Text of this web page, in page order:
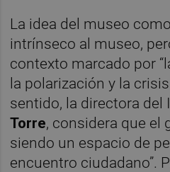
La idea del museo
intrínseco al museo,
contexto marcado por
la polarización y la
sentido, la directora del
Torre, considera que el
siendo un espacio de
encuentro ciudadano”.